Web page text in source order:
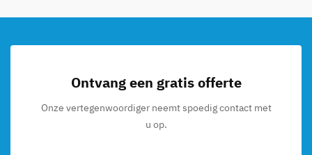
Ontvang een gratis offerte
Onze vertegenwoordiger neemt spoedig contact met
u op.